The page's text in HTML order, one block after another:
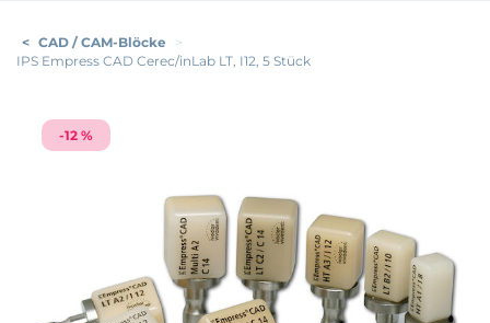
< CAD / CAM-Blöcke
>
IPS Empress CAD Cerec/inLab LT, I12, 5 Stück
-12 %